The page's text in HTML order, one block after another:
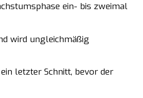
ein- bis zweimal
wird ungleichmäßig
letzter Schnitt, bevor der